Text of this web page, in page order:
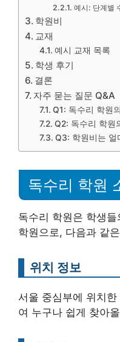
예시: 단계별
학원비
교재
예시 교재 목록
학생 후기
결론
자주 묻는 질문 Q&A
Q1: 독수리 학원
Q2: 독수리 학원
Q3: 학원비는 얼
독수리 학원
독수리 학원은 학생
학원으로, 다음과 같
위치 정보
서울 중심부에 위치
여 누구나 쉽게 찾아